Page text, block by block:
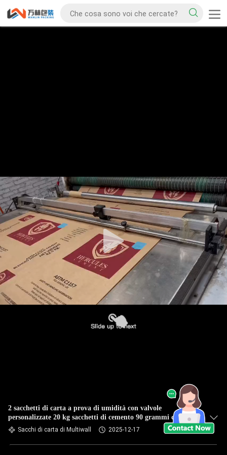
2 sacchetti di carta a prova di umidità con valvole
personalizzate 20 kg sacchetti di cemento 90 grammi con
stampa
Sacchi di carta di Multiwall 2025-12-17